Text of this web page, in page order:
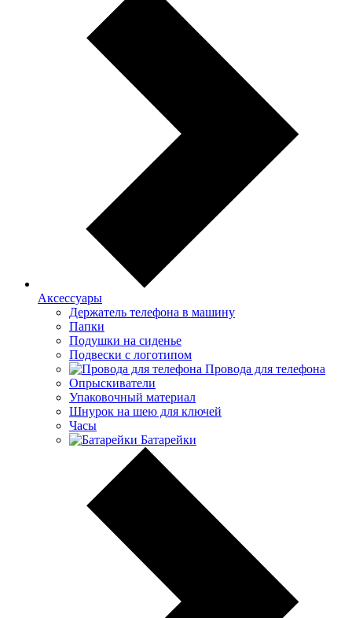
Аксессуары
Держатель телефона в машину
Папки
Подушки на сиденье
Подвески с логотипом
Провода для телефона
Опрыскиватели
Упаковочный материал
Шнурок на шею для ключей
Часы
Батарейки